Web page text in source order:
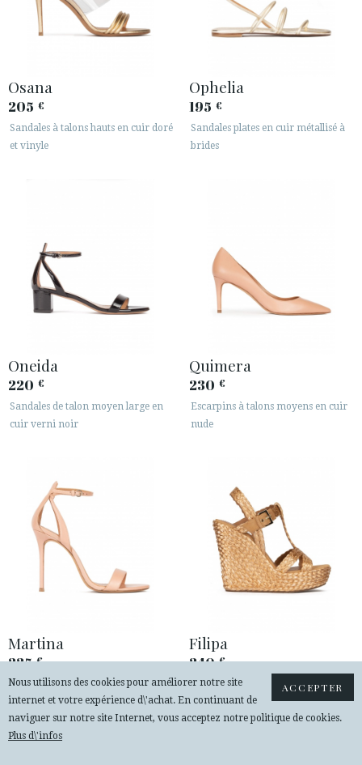
Osana
205 €
Sandales à talons hauts en cuir doré
et vinyle
Ophelia
195 €
Sandales plates en cuir métallisé à
brides
Oneida
220 €
Sandales de talon moyen large en
cuir verni noir
Quimera
230 €
Escarpins à talons moyens en cuir
nude
Martina
225€
Sandales à talons hauts en cuir
nude
Filipa
240€
Espadrilles compensées en raphia
tressé bronze
ACCEPTER
Nous utilisons des cookies pour améliorer notre site
internet et votre expérience d\'achat. En continuant de
naviguer sur notre site Internet, vous acceptez notre politique de cookies.
Plus d\'infos